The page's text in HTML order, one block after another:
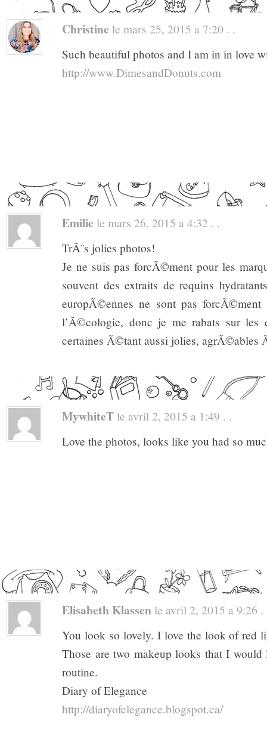
Christine le mars 25, 2015 a 7:20 . .
Such beautiful photos and I am in in love
http://www.DimesandDonuts.com
Emilie le mars 26, 2015 a 4:32 . .
TrÃ¨s jolies photos!
Je ne suis pas forcÃ©ment pour les
souvent des extraits de requins
europÃ©ennes ne sont pas
l’Ã©cologie, donc je me rabats sur les
certaines Ã©tant aussi jolies, agrÃ©ables
MywhiteT le avril 2, 2015 a 1:49 . .
Love the photos, looks like you had so
Elisabeth Klassen le avril 2, 2015 a 9:26 .
You look so lovely. I love the look of red
Those are two makeup looks that I
routine.
Diary of Elegance
http://diaryofelegance.blogspot.ca/